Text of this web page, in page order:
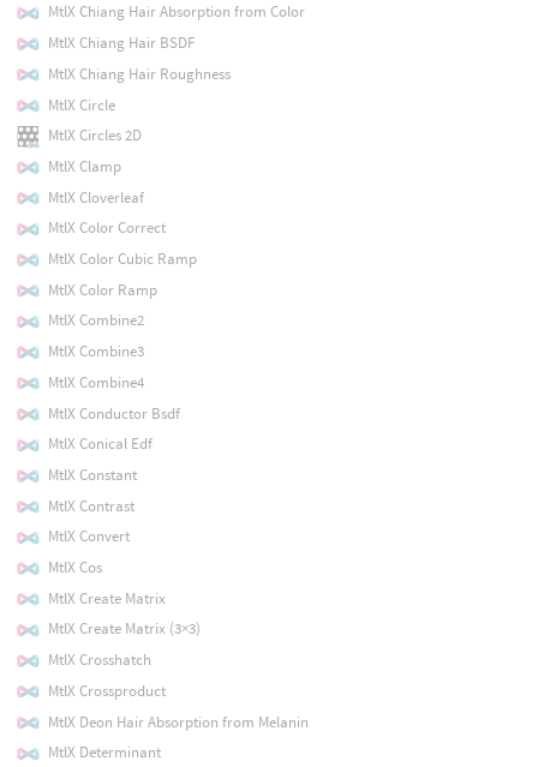
MtlX Chiang Hair Absorption from Color
MtlX Chiang Hair BSDF
MtlX Chiang Hair Roughness
MtlX Circle
MtlX Circles 2D
MtlX Clamp
MtlX Cloverleaf
MtlX Color Correct
MtlX Color Cubic Ramp
MtlX Color Ramp
MtlX Combine2
MtlX Combine3
MtlX Combine4
MtlX Conductor Bsdf
MtlX Conical Edf
MtlX Constant
MtlX Contrast
MtlX Convert
MtlX Cos
MtlX Create Matrix
MtlX Create Matrix (3×3)
MtlX Crosshatch
MtlX Crossproduct
MtlX Deon Hair Absorption from Melanin
MtlX Determinant